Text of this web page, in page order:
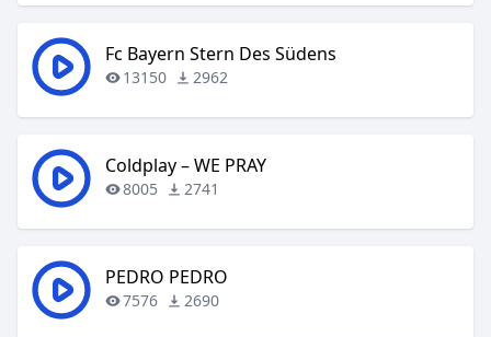
Fc Bayern Stern Des Südens
13150 2962
Coldplay – WE PRAY
8005 2741
PEDRO PEDRO
7576 2690